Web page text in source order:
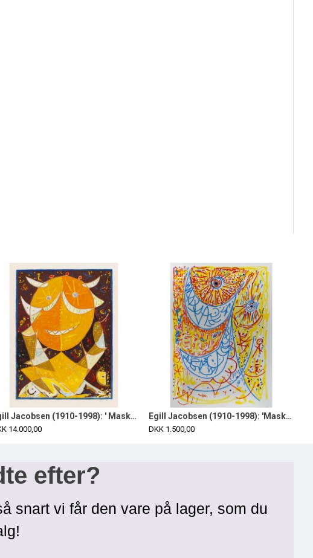
Egill Jacobsen (1910-1998): ' Maskefigur'.Litografi i farver.
14.000,00
Egill Jacobsen (1910-1998): 'Maskefigur'.
DKK 1.500,00
efter?
snart vi får den vare på lager, som du